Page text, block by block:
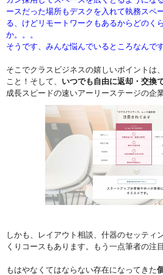
ースだった場所もデスクを入れて執務スペ
る、けどリモートワークもあるからどのく
か。。。
そうです、みんな悩んでいるところなんです
そこでクラスビジネスの嬉しいポイントは、
こと！そして、 いつでも自由に返却・交換
成長スピードの速いアーリーステージの企
しかも、レイアウト相談、什器のセッティ
くりコースもあります。もう一点筆者の注
もはやなくてはならない存在になってきた